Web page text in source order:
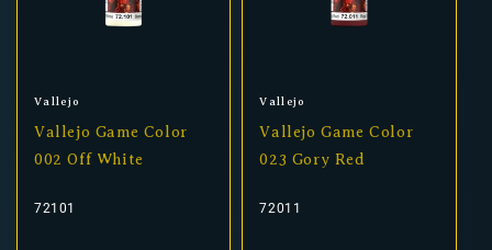
und die Farbauswahl, die du für jedes Miniaturenprojekt
Anbieter:
Vallejo
Vallejo Game Color
002 Off White
72101
Anbieter:
Vallejo
Vallejo Game Color
023 Gory Red
72011